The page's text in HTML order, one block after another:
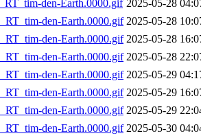
den-Earth.0000.gif 2025-05-28
den-Earth.0000.gif 2025-05-28
den-Earth.0000.gif 2025-05-28
den-Earth.0000.gif 2025-05-28
den-Earth.0000.gif 2025-05-29
den-Earth.0000.gif 2025-05-29
den-Earth.0000.gif 2025-05-29
den-Earth.0000.gif 2025-05-30